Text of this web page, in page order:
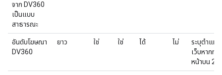
จาก DV360
เป็นแบบ
สาธารณะ
อันดับโฆษณา
DV360
ยาว ใช่ ใช่ ได้ ไม่
ระบุตำแห
เว็บหากท
หน้าบน 2